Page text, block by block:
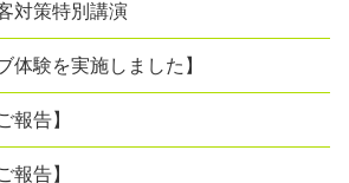
対策特別講演
体験を実施しました】
報告】
報告】